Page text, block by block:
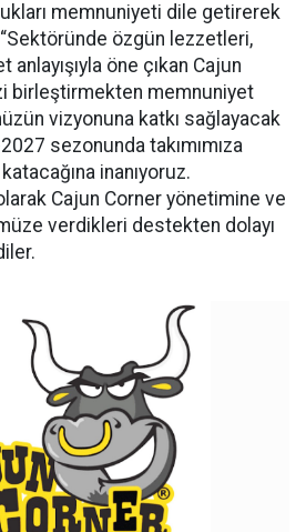
memnuniyeti dile getirerek
özgün lezzetleri,
öne çıkan Cajun
birleştirmekten memnuniyet
vizyonuna katkı sağlayacak
sezonunda takımımıza
inanıyoruz.
Cajun Corner yönetimine ve
verdikleri destekten dolayı